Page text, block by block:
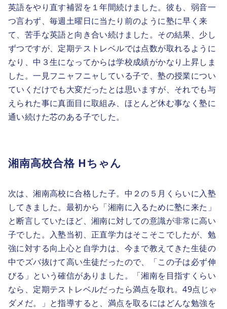
英語をやり直す補習を１年間続けました。彼も、弱音一
つ言わず、毎週土曜日に当たり前のように塾に早く来
て、苦手な英語と向き合い続けました。その結果、少し
ずつですが、定期テストレベルでは点数が取れるように
なり、中３生になってからは学校成績がかなり上昇しま
した。一見フニャフニャしている子で、塾の授業につい
ていくだけでも大変だったとは思いますが、それでも与
えられた事に真面目に取組み、ほとんど休む事なく塾に
通い続けた芯のある子でした。
湘南高校合格 Hちゃん
次は、湘南高校に合格した子。中２の５月くらいに入塾
してきました。最初から「湘南に入るために塾に来た」
と断言していたほど、湘南に対しての意識が非常に高い
子でした。入塾当初、正直学力はそこそこでしたが、勉
強に対する向上心と自学力は、今まで教えてきた生徒の
中でズバ抜けて高い生徒だったので、「この子は必ず伸
びる」という確信がありました。「湘南を目指すくらい
なら、定期テストレベルだったら満点を取れ。49点じゃ
ダメだ。」と指導すると、満点を取るにはどんな勉強を